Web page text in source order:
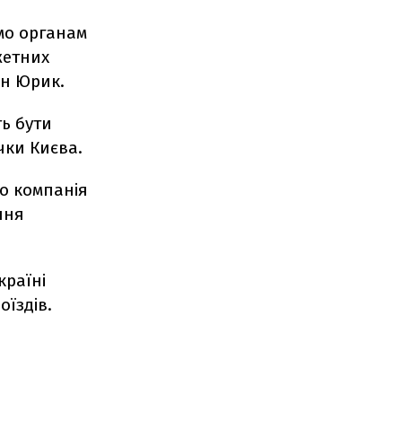
органам
Юрик.
бути
Києва.
компанія